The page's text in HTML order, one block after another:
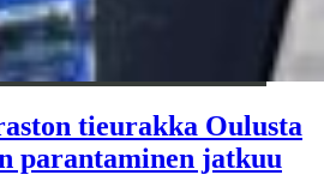
tieurakka Oulusta
parantaminen jatkuu